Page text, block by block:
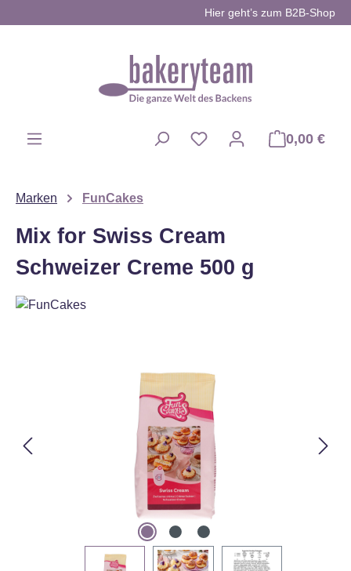
Hier geht’s zum B2B-Shop
0,00 €
Marken FunCakes
Mix for Swiss Cream
Schweizer Creme 500 g